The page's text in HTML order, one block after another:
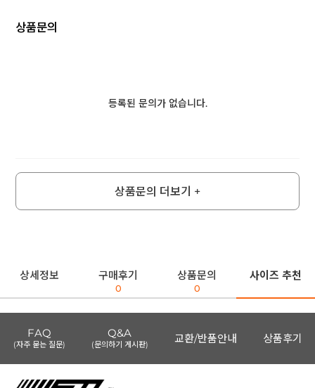
상품문의
등록된 문의가 없습니다.
상품문의 더보기 +
상세정보 구매후기
0
상품문의
0
사이즈 추천
FAQ
(자주 묻는 질문)
Q&A
(문의하기 게시판) 교환/반품안내 상품후기